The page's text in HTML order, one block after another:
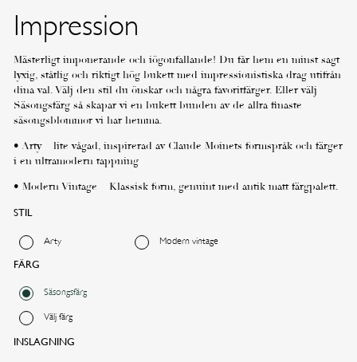
Impression
Mästerligt imponerande och iögonfallande! Du får hem en minst sagt
lyxig, ståtlig och riktigt hög bukett med impressionistiska drag utifrån
dina val. Välj den stil du önskar och några favoritfärger. Eller välj
Säsongsfärg så skapar vi en bukett bunden av de allra finaste
säsongsblommor vi har hemma.
• Arty – lite vågad, inspirerad av Claude Moinets formspråk och färger
i en ultramodern tappning
• Modern Vintage – Klassisk form, genuint med antik matt färgpalett.
STIL
Arty Modern vintage
FÄRG
Säsongsfärg
Välj färg
INSLAGNING